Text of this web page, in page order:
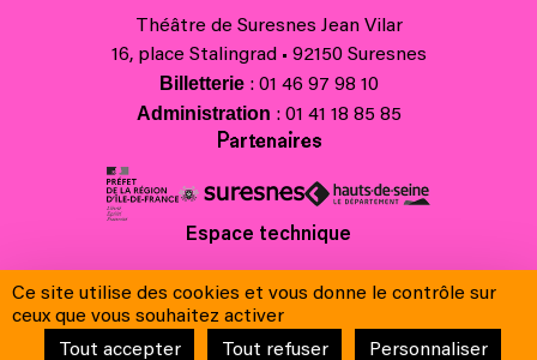
Théâtre de Suresnes Jean Vilar
16, place Stalingrad • 92150 Suresnes
Billetterie: 01 46 97 98 10
Administration : 01 41 18 85 85
Partenaires
Espace technique
Contacts
Crédits
Mentions légales & Charte de protection des données
Ce site utilise des cookies et vous donne le contrôle sur
ceux que vous souhaitez activer
Tout accepter
Tout refuser Personnaliser